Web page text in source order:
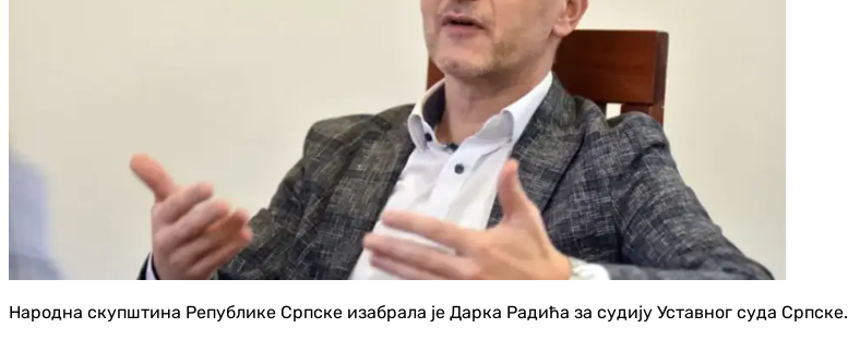
Народна скупштина Републике Српске изабрала је Дарка Радића за судију Уставног суда Српске.